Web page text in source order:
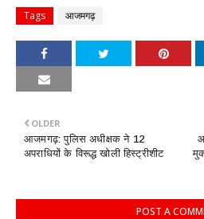
Tags आजमगढ़
OLDER
आजमगढ़: पुलिस अधीक्षक ने 12
अपराधियों के विरूद्ध खोली हिस्ट्रीशीट
POST A